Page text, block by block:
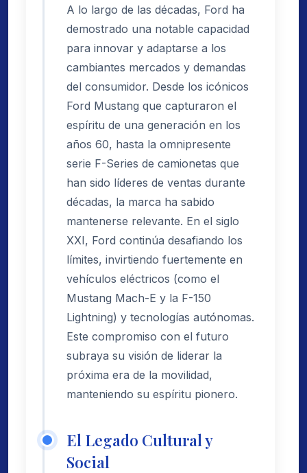
A lo largo de las décadas, Ford ha
demostrado una notable capacidad
para innovar y adaptarse a los
cambiantes mercados y demandas
del consumidor. Desde los icónicos
Ford Mustang que capturaron el
espíritu de una generación en los
años 60, hasta la omnipresente
serie F-Series de camionetas que
han sido líderes de ventas durante
décadas, la marca ha sabido
mantenerse relevante. En el siglo
XXI, Ford continúa desafiando los
límites, invirtiendo fuertemente en
vehículos eléctricos (como el
Mustang Mach-E y la F-150
Lightning) y tecnologías autónomas.
Este compromiso con el futuro
subraya su visión de liderar la
próxima era de la movilidad,
manteniendo su espíritu pionero.
El Legado Cultural y
Social